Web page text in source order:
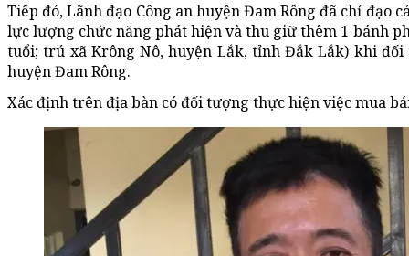
Tiếp đó, Lãnh đạo Công an huyện Đam Rông đã chỉ đạo
lực lượng chức năng phát hiện và thu giữ thêm 1 bánh
tuổi; trú xã Krông Nô, huyện Lắk, tỉnh Đắk Lắk) khi
huyện Đam Rông.
Xác định trên địa bàn có đối tượng thực hiện việc mua